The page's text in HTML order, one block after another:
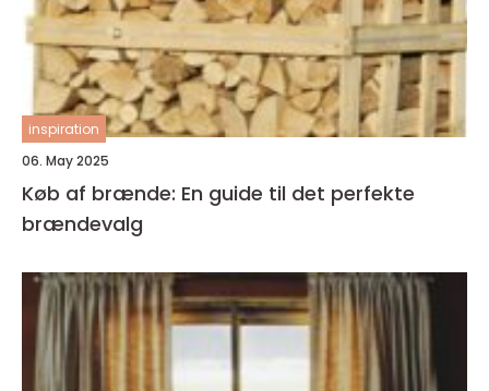
inspiration
06. May 2025
Køb af brænde: En guide til det perfekte
brændevalg